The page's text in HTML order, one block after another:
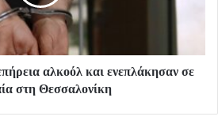
αλκοόλ και ενεπλάκησαν σε
στη Θεσσαλονίκη